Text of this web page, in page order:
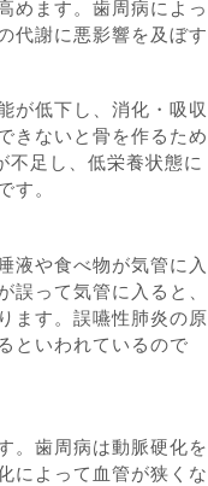
めます。歯周病によっ
代謝に悪影響を及ぼす
が低下し、消化・吸収
きないと骨を作るため
不足し、低栄養状態に
す。
液や食べ物が気管に入
誤って気管に入ると、
ます。誤嚥性肺炎の原
といわれているので
。歯周病は動脈硬化を
によって血管が狭くな